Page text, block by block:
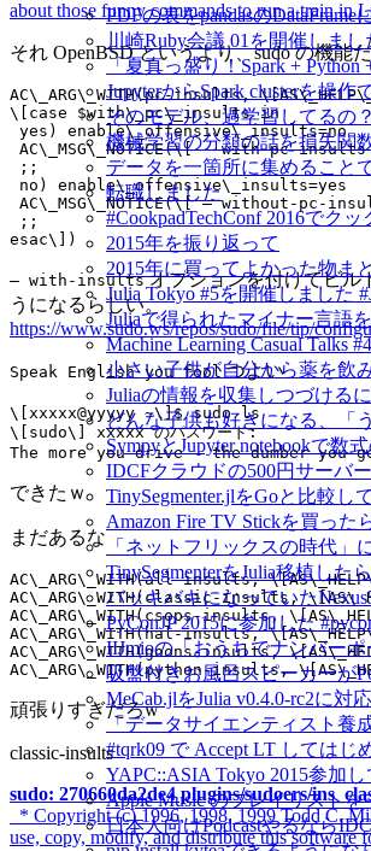
PDFの表をpandasのDataFrame
川崎Ruby会議 01を開催しまし
「夏真っ盛り！Spark +
JupyterからSpark clusterを操
そのモデル、過学習してるの
機械学習の分類の話を損失関
データを一箇所に集めること
転職しました
#CookpadTechConf 2016でク
2015年を振り返って
2015年に買ってよかった物ま
Julia Tokyo #5を開催しました
Juliaで得られたマイナー言語
Machine Learning Casual Talks
小さい子供が自分から薬を飲
Juliaの情報を収集しつづける
どんな子供も好きになる、「
SympyとJupyter notebookで数
IDCFクラウドの500円サーバ
TinySegmenter.jlをGoと比較
Amazon Fire TV Stickを買った
「ネットフリックスの時代
TinySegmenterをJulia移植し
バッキバキになっていた
PyConJP 2015に参加した
IIJmioの「おうちでナンバー
吸盤付きお風呂スピーカーが
MeCab.jlをJulia v0.4.0-rc2に対
「データサイエンティスト養
#tqrk09 で Accept LT しては
YAPC::ASIA Tokyo 2015参加し
Apple Music のプレイリスト
日本人向けPodcastやるなら
about those funny commands to run a train in
それ OpenBSD というより、sudo の機能
— with-insultsオプションを付けてビル
うになるらしい。
https://www.sudo.ws/repos/sudo/file/tip/
Speak English you foolつよい
できたｗ
まだあるな
頑張りすぎだろw
classic-insults
sudo: 270660da2de4 plugins/sudoers/
_* Copyright (c) 1996, 1998, 1999 Todd C.
use, copy, modify, and distribute this